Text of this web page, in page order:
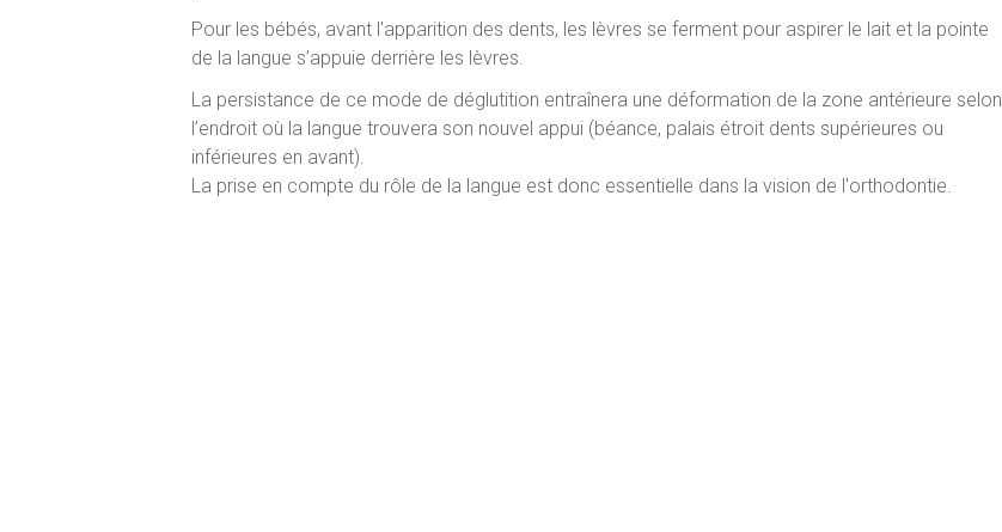
Pour les bébés, avant l'apparition des dents, les lèvres se ferment pour aspirer le lait et la pointe
de la langue s’appuie derrière les lèvres.
La persistance de ce mode de déglutition entraînera une déformation de la zone antérieure selon
l’endroit où la langue trouvera son nouvel appui (béance, palais étroit dents supérieures ou
inférieures en avant).
La prise en compte du rôle de la langue est donc essentielle dans la vision de l'orthodontie.